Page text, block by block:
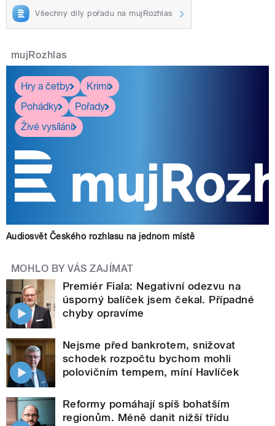
Všechny díly pořadu na mujRozhlas
mujRozhlas
Hry a četby
Krimi
Pohádky
Pořady
Živé vysílání
Audiosvět Českého rozhlasu na jednom místě
MOHLO BY VÁS ZAJÍMAT
Premiér Fiala: Negativní odezvu na
úsporný balíček jsem čekal. Případné
chyby opravíme
Nejsme před bankrotem, snižovat
schodek rozpočtu bychom mohli
polovičním tempem, míní Havlíček
Reformy pomáhají spíš bohatším
regionům. Méně danit nižší třídu